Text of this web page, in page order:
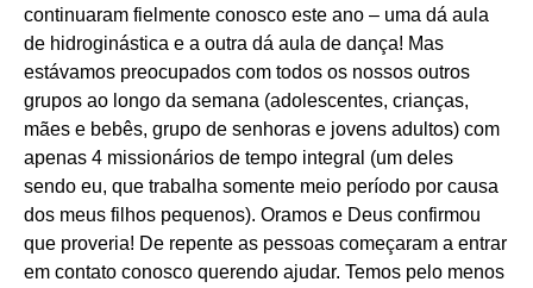
continuaram fielmente conosco este ano – uma dá aula
de hidroginástica e a outra dá aula de dança! Mas
estávamos preocupados com todos os nossos outros
grupos ao longo da semana (adolescentes, crianças,
mães e bebês, grupo de senhoras e jovens adultos) com
apenas 4 missionários de tempo integral (um deles
sendo eu, que trabalha somente meio período por causa
dos meus filhos pequenos). Oramos e Deus confirmou
que proveria! De repente as pessoas começaram a entrar
em contato conosco querendo ajudar. Temos pelo menos